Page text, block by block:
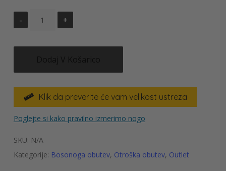
 Klik da preverite če vam velikost ustreza
Poglejte si kako pravilno izmerimo nogo
SKU: N/A
Kategorije: Bosonoga obutev, Otroška obutev, Outlet